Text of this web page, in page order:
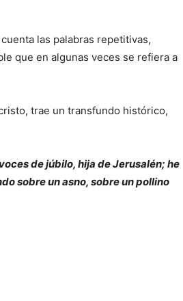
las palabras repetitivas,
que en algunas veces se refiera a
trae un transfundo histórico,
de júbilo, hija de Jerusalén; he
sobre un asno, sobre un pollino